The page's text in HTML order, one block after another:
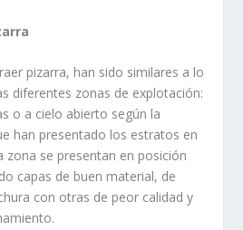
pizarra, han sido similares a lo
diferentes zonas de explotación:
o a cielo abierto según la
han presentado los estratos en
zona se presentan en posición
capas de buen material, de
con otras de peor calidad y